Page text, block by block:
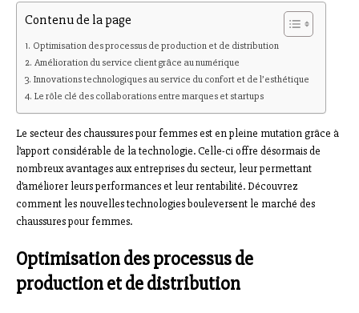
Contenu de la page
Optimisation des processus de production et de distribution
Amélioration du service client grâce au numérique
Innovations technologiques au service du confort et de l’esthétique
Le rôle clé des collaborations entre marques et startups
Le secteur des chaussures pour femmes est en pleine mutation grâce à
l’apport considérable de la technologie. Celle-ci offre désormais de
nombreux avantages aux entreprises du secteur, leur permettant
d’améliorer leurs performances et leur rentabilité. Découvrez
comment les nouvelles technologies bouleversent le marché des
chaussures pour femmes.
Optimisation des processus de
production et de distribution